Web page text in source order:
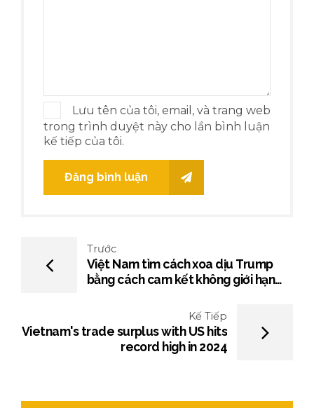
Lưu tên của tôi, email, và trang web
trong trình duyệt này cho lần bình luận
kế tiếp của tôi.
Đăng bình luận
Trước
Việt Nam tìm cách xoa dịu Trump
bằng cách cam kết không giới hạn
Kế Tiếp
Vietnam's trade surplus with US hits
record high in 2024